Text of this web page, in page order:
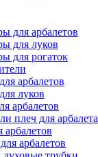
для арбалетов
для луков
для рогаток
арбалетов
луков
арбалетов
плеч для арбалета
арбалетов